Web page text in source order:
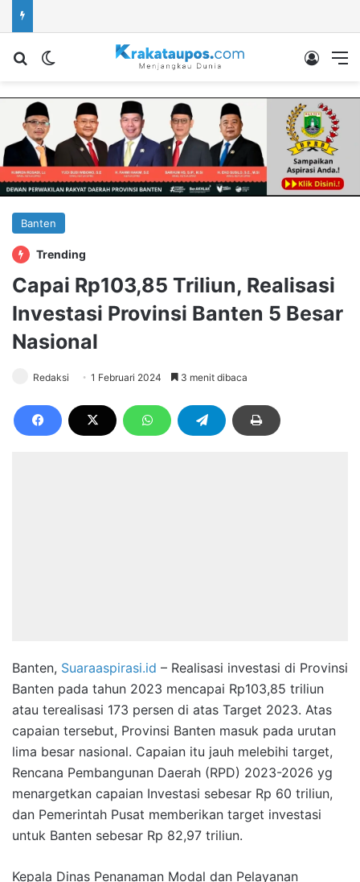
Cari berita...Switch skin Log In
Banten
Trending
Capai Rp103,85 Triliun, Realisasi
Investasi Provinsi Banten 5 Besar
Nasional
Redaksi 1 Februari 2024 3 menit dibaca
Banten, Suaraaspirasi.id – Realisasi investasi di Provinsi
Banten pada tahun 2023 mencapai Rp103,85 triliun
atau terealisasi 173 persen di atas Target 2023. Atas
capaian tersebut, Provinsi Banten masuk pada urutan
lima besar nasional. Capaian itu jauh melebihi target,
Rencana Pembangunan Daerah (RPD) 2023-2026 yg
menargetkan capaian Investasi sebesar Rp 60 triliun,
dan Pemerintah Pusat memberikan target investasi
untuk Banten sebesar Rp 82,97 triliun.
Kepala Dinas Penanaman Modal dan Pelayanan